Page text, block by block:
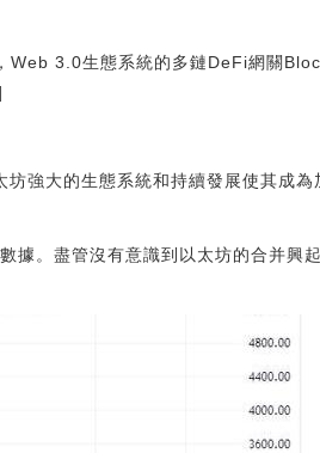
3.0生態系統的多鏈DeFi網關
強大的生態系統和持續發展使其成為
。盡管沒有意識到以太坊的合并興